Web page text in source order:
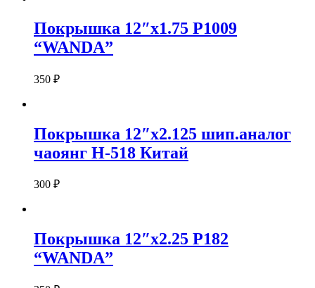
Покрышка 12″x1.75 P1009
“WANDA”
350 ₽
Покрышка 12″x2.125 шип.аналог
чаоянг Н-518 Китай
300 ₽
Покрышка 12″x2.25 P182
“WANDA”